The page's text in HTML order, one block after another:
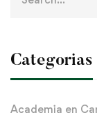
Categorias
Academia en